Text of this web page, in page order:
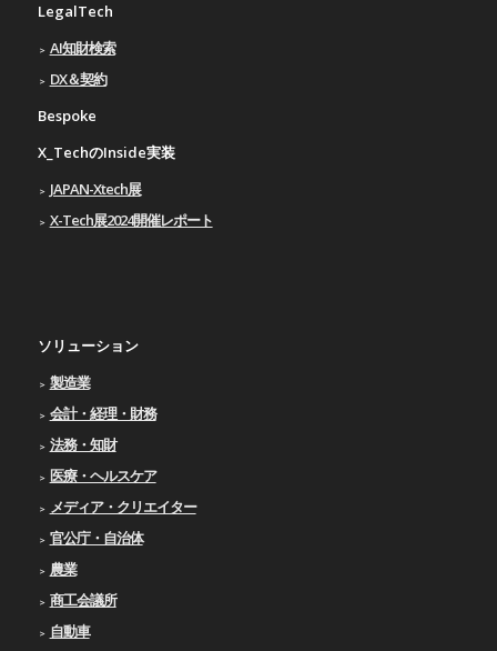
LegalTech
AI知財検索
DX＆契約
Bespoke
X_TechのInside実装
JAPAN-Xtech展
X-Tech展2024開催レポート
ソリューション
製造業
会計・経理・財務
法務・知財
医療・ヘルスケア
メディア・クリエイター
官公庁・自治体
農業
商工会議所
自動車